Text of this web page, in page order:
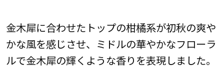
金木犀に合わせたトップの柑橘系が初秋の爽や
かな風を感じさせ、ミドルの華やかなフローラ
ルで金木犀の輝くような香りを表現しました。